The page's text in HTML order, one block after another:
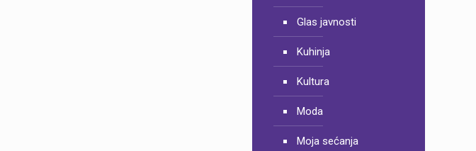
Glas javnosti
Kuhinja
Kultura
Moda
Moja sećanja